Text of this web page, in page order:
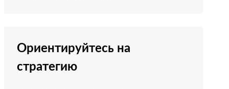
Ориентируйтесь на
стратегию